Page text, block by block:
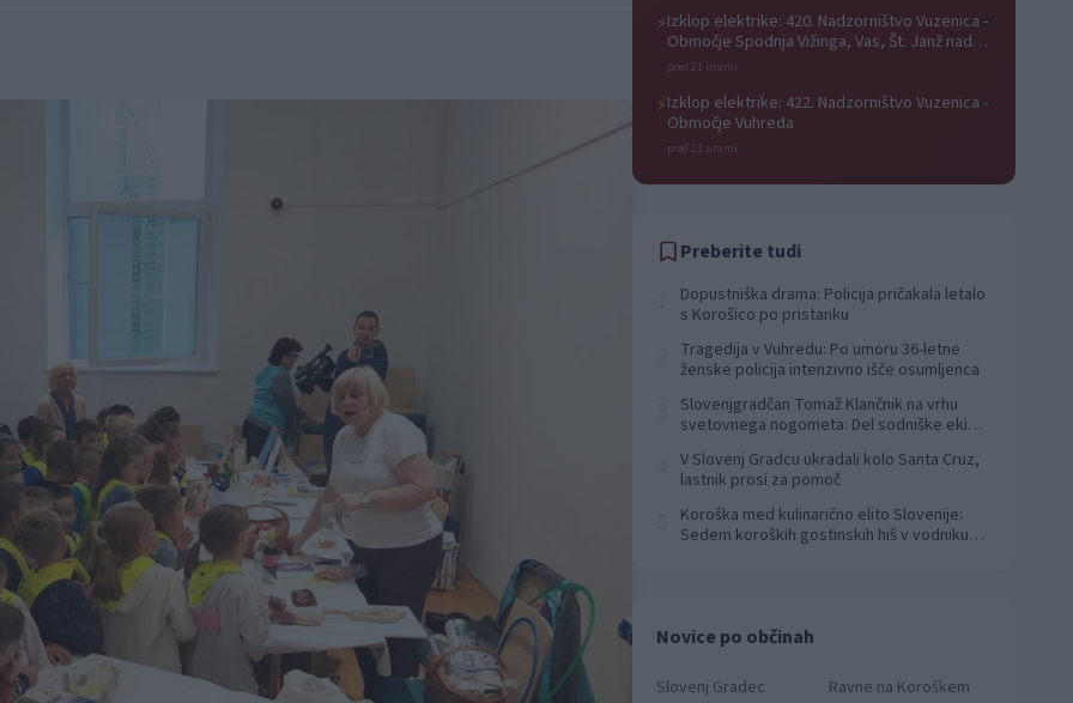
⚡Izklop elektrike: 420. Nadzorništvo Vuzenica -
Območje Spodnja Vižinga, Vas, Št. Janž nad
Radljami, Suhi Vrh, Dobrava
pred 21 urami
⚡Izklop elektrike: 422. Nadzorništvo Vuzenica -
Območje Vuhreda
pred 21 urami
Preberite tudi
Dopustniška drama: Policija pričakala letalo
s Korošico po pristanku
Tragedija v Vuhredu: Po umoru 36-letne
ženske policija intenzivno išče osumljenca
Slovenjgradčan Tomaž Klančnik na vrhu
svetovnega nogometa: Del sodniške ekipe
V Slovenj Gradcu ukradali kolo Santa Cruz,
lastnik prosi za pomoč
Koroška med kulinarično elito Slovenije:
Sedem koroških gostinskih hiš v vodniku
Novice po občinah
Slovenj Gradec
Ravne na Koroškem